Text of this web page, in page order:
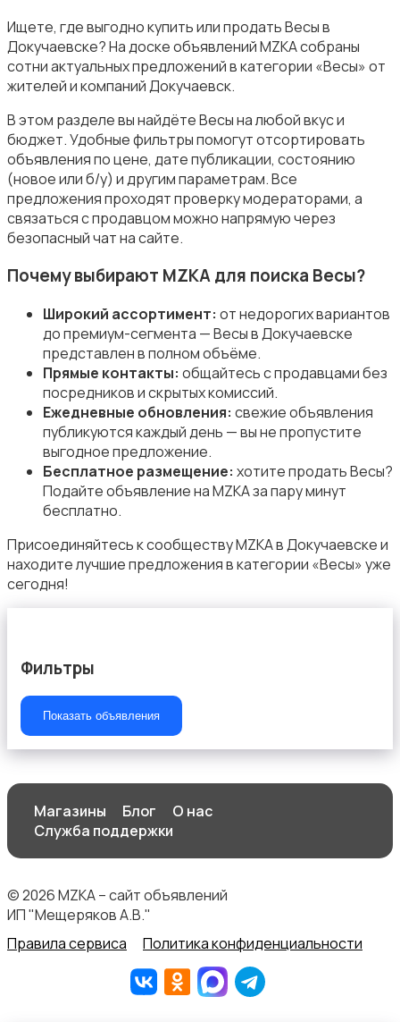
Приготовление напитков
Пылесосы и пароочистители
Стиральные машины
Утюги и уход за одеждой
Холодильники
Швейное оборудование
Ищете, где выгодно купить или продать Весы в
Докучаевске? На доске объявлений MZKA собраны
сотни актуальных предложений в категории «Весы» от
жителей и компаний Докучаевск.
В этом разделе вы найдёте Весы на любой вкус и
бюджет. Удобные фильтры помогут отсортировать
объявления по цене, дате публикации, состоянию
(новое или б/у) и другим параметрам. Все
предложения проходят проверку модераторами, а
связаться с продавцом можно напрямую через
безопасный чат на сайте.
Почему выбирают MZKA для поиска Весы?
Широкий ассортимент: от недорогих вариантов
до премиум-сегмента — Весы в Докучаевске
представлен в полном объёме.
Прямые контакты: общайтесь с продавцами без
посредников и скрытых комиссий.
Ежедневные обновления: свежие объявления
публикуются каждый день — вы не пропустите
выгодное предложение.
Бесплатное размещение: хотите продать Весы?
Подайте объявление на MZKA за пару минут
бесплатно.
Присоединяйтесь к сообществу MZKA в Докучаевске и
находите лучшие предложения в категории «Весы» уже
сегодня!
Фильтры
Показать объявления
Магазины Блог
О нас
Служба поддержки
© 2026 MZKA – сайт объявлений
ИП "Мещеряков А.В."
Правила сервиса
Политика конфиденциальности